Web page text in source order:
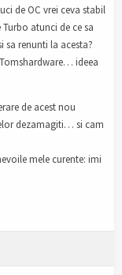
de OC vrei ceva stabil
atunci de ce sa
sa renunti la acesta?
ideea
de acest nou
dezamagiti… si cam
mele curente: imi